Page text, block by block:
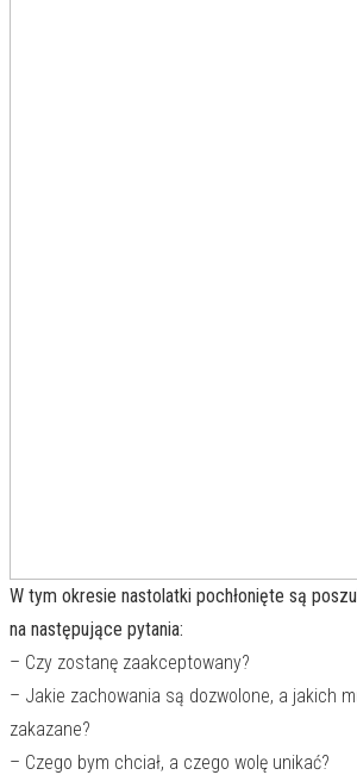
W tym okresie nastolatki pochłonięte są
na następujące pytania:
– Czy zostanę zaakceptowany?
– Jakie zachowania są dozwolone, a jakich
zakazane?
– Czego bym chciał, a czego wolę unikać?